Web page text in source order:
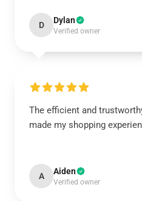
D Dylan
Verified owner
The efficient and
made my shopping
A Aiden
Verified owner